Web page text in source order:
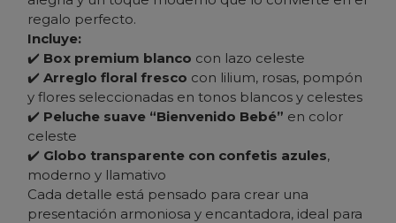
regalo perfecto.
Incluye:
✔️ Box premium blanco con lazo celeste
✔️ Arreglo floral fresco con lilium, rosas, pompón
y flores seleccionadas en tonos blancos y celestes
✔️ Peluche suave “Bienvenido Bebé” en color
celeste
✔️ Globo transparente con confetis azules,
moderno y llamativo
Cada detalle está pensado para crear una
presentación armoniosa y encantadora, ideal para